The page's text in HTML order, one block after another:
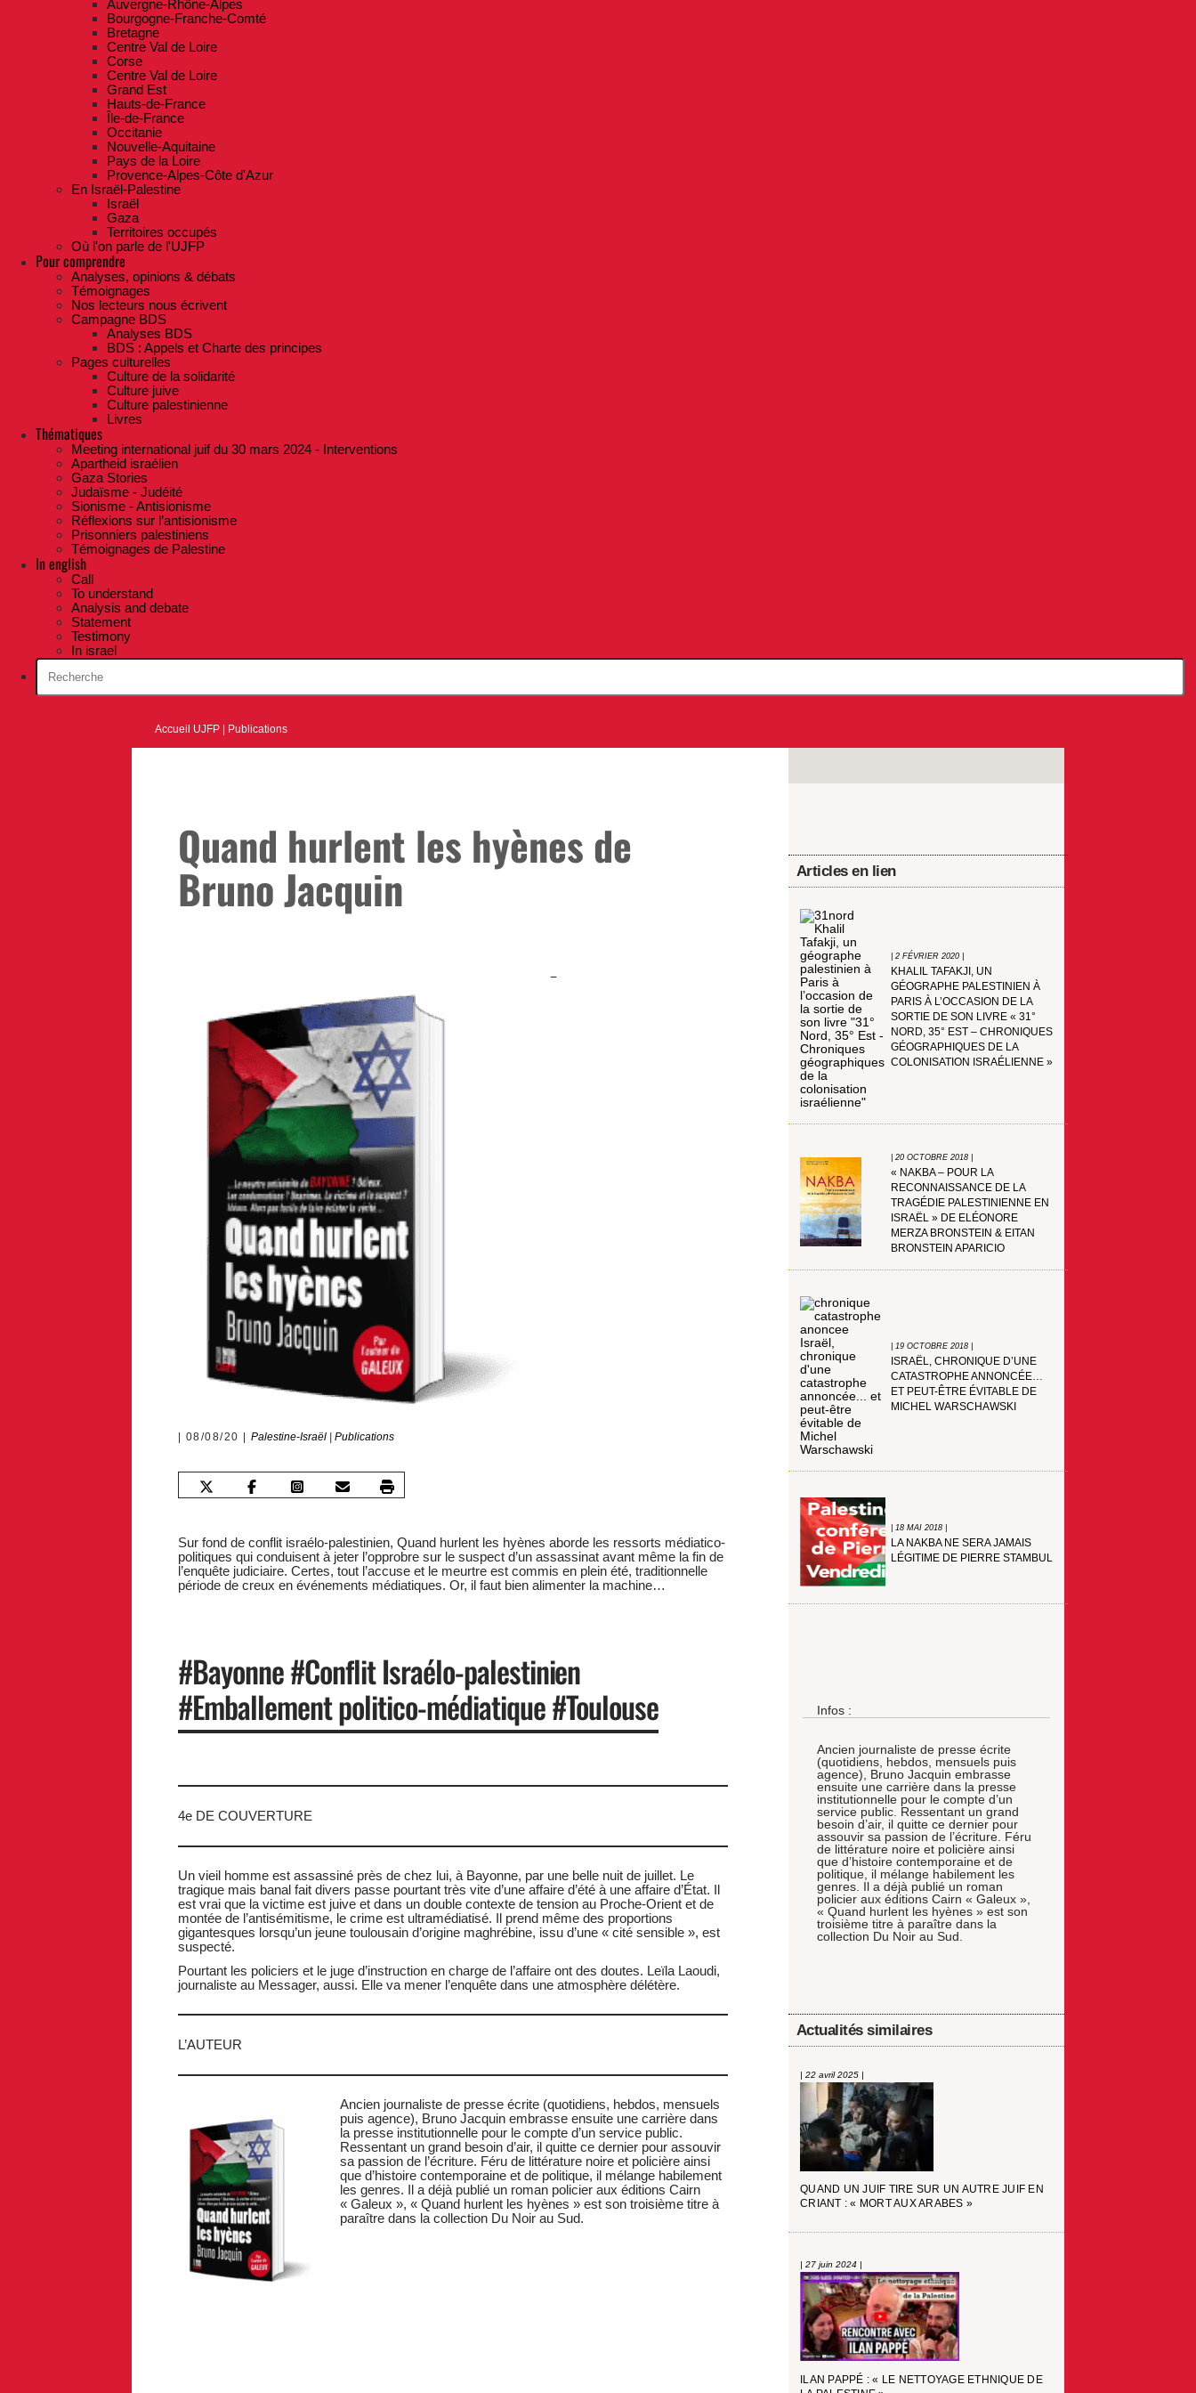
Auvergne-Rhône-Alpes
Bourgogne-Franche-Comté
Bretagne
Centre Val de Loire
Corse
Centre Val de Loire
Grand Est
Hauts-de-France
Île-de-France
Occitanie
Nouvelle-Aquitaine
Pays de la Loire
Provence-Alpes-Côte d'Azur
En Israël-Palestine
Israël
Gaza
Territoires occupés
Où l'on parle de l'UJFP
Pour comprendre
Analyses, opinions & débats
Témoignages
Nos lecteurs nous écrivent
Campagne BDS
Analyses BDS
BDS : Appels et Charte des principes
Pages culturelles
Culture de la solidarité
Culture juive
Culture palestinienne
Livres
Thématiques
Meeting international juif du 30 mars 2024 - Interventions
Apartheid israélien
Gaza Stories
Judaïsme - Judéité
Sionisme - Antisionisme
Réflexions sur l’antisionisme
Prisonniers palestiniens
Témoignages de Palestine
In english
Call
To understand
Analysis and debate
Statement
Testimony
In israel
Accueil UJFP Publications
Quand hurlent les hyènes de
Bruno Jacquin
08/08/20 Palestine-Israël |Publications
Sur fond de conflit israélo-palestinien, Quand hurlent les hyènes aborde les ressorts médiatico-
politiques qui conduisent à jeter l’opprobre sur le suspect d’un assassinat avant même la fin de
l’enquête judiciaire. Certes, tout l’accuse et le meurtre est commis en plein été, traditionnelle
période de creux en événements médiatiques. Or, il faut bien alimenter la machine…
#Bayonne #Conflit Israélo-palestinien
#Emballement politico-médiatique #Toulouse
4e DE COUVERTURE
Un vieil homme est assassiné près de chez lui, à Bayonne, par une belle nuit de juillet. Le
tragique mais banal fait divers passe pourtant très vite d’une affaire d’été à une affaire d’État. Il
est vrai que la victime est juive et dans un double contexte de tension au Proche-Orient et de
montée de l’antisémitisme, le crime est ultramédiatisé. Il prend même des proportions
gigantesques lorsqu’un jeune toulousain d’origine maghrébine, issu d’une « cité sensible », est
suspecté.
Pourtant les policiers et le juge d’instruction en charge de l’affaire ont des doutes. Leïla Laoudi,
journaliste au Messager, aussi. Elle va mener l’enquête dans une atmosphère délétère.
L’AUTEUR
Ancien journaliste de presse écrite (quotidiens, hebdos, mensuels
puis agence), Bruno Jacquin embrasse ensuite une carrière dans
la presse institutionnelle pour le compte d’un service public.
Ressentant un grand besoin d’air, il quitte ce dernier pour assouvir
sa passion de l’écriture. Féru de littérature noire et policière ainsi
que d’histoire contemporaine et de politique, il mélange habilement
les genres. Il a déjà publié un roman policier aux éditions Cairn
« Galeux », « Quand hurlent les hyènes » est son troisième titre à
paraître dans la collection Du Noir au Sud.
Articles en lien
| 2 FÉVRIER 2020 |
KHALIL TAFAKJI, UN
GÉOGRAPHE PALESTINIEN À
PARIS À L’OCCASION DE LA
SORTIE DE SON LIVRE « 31°
NORD, 35° EST – CHRONIQUES
GÉOGRAPHIQUES DE LA
COLONISATION ISRAÉLIENNE »
| 20 OCTOBRE 2018 |
« NAKBA – POUR LA
RECONNAISSANCE DE LA
TRAGÉDIE PALESTINIENNE EN
ISRAËL » DE ELÉONORE
MERZA BRONSTEIN & EITAN
BRONSTEIN APARICIO
| 19 OCTOBRE 2018 |
ISRAËL, CHRONIQUE D’UNE
CATASTROPHE ANNONCÉE…
ET PEUT-ÊTRE ÉVITABLE DE
MICHEL WARSCHAWSKI
| 18 MAI 2018 |
LA NAKBA NE SERA JAMAIS
LÉGITIME DE PIERRE STAMBUL
Infos :
Ancien journaliste de presse écrite
(quotidiens, hebdos, mensuels puis
agence), Bruno Jacquin embrasse
ensuite une carrière dans la presse
institutionnelle pour le compte d’un
service public. Ressentant un grand
besoin d’air, il quitte ce dernier pour
assouvir sa passion de l’écriture. Féru
de littérature noire et policière ainsi
que d’histoire contemporaine et de
politique, il mélange habilement les
genres. Il a déjà publié un roman
policier aux éditions Cairn « Galeux »,
« Quand hurlent les hyènes » est son
troisième titre à paraître dans la
collection Du Noir au Sud.
Actualités similaires
| 22 avril 2025 |
QUAND UN JUIF TIRE SUR UN AUTRE JUIF EN
CRIANT : « MORT AUX ARABES »
| 27 juin 2024 |
ILAN PAPPÉ : « LE NETTOYAGE ETHNIQUE DE